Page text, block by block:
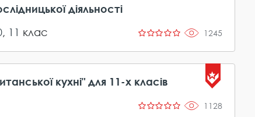
діяльності
, 11 клас 1245
кухні" для 11-х класів
1128